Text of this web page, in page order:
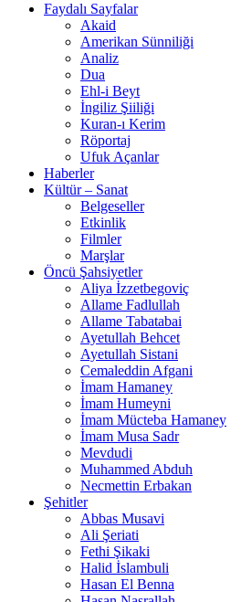
Faydalı Sayfalar
Akaid
Amerikan Sünniliği
Analiz
Dua
Ehl-i Beyt
İngiliz Şiiliği
Kuran-ı Kerim
Röportaj
Ufuk Açanlar
Haberler
Kültür – Sanat
Belgeseller
Etkinlik
Filmler
Marşlar
Öncü Şahsiyetler
Aliya İzzetbegoviç
Allame Fadlullah
Allame Tabatabai
Ayetullah Behcet
Ayetullah Sistani
Cemaleddin Afgani
İmam Hamaney
İmam Humeyni
İmam Mücteba Hamaney
İmam Musa Sadr
Mevdudi
Muhammed Abduh
Necmettin Erbakan
Şehitler
Abbas Musavi
Ali Şeriati
Fethi Şikaki
Halid İslambuli
Hasan El Benna